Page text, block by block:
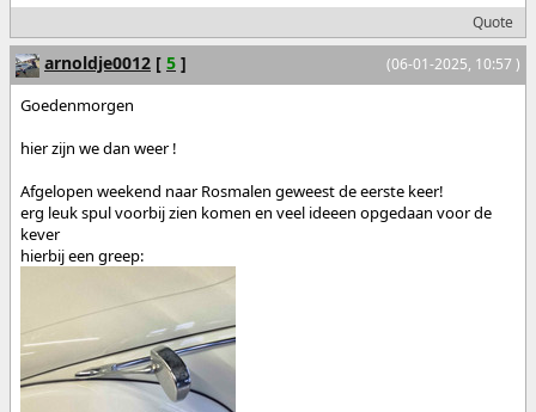
Quote
(06-01-2025, 10:57 )
arnoldje0012 [ 5 ]
Goedenmorgen
hier zijn we dan weer !
Afgelopen weekend naar Rosmalen geweest de eerste keer!
erg leuk spul voorbij zien komen en veel ideeen opgedaan voor de
kever
hierbij een greep: